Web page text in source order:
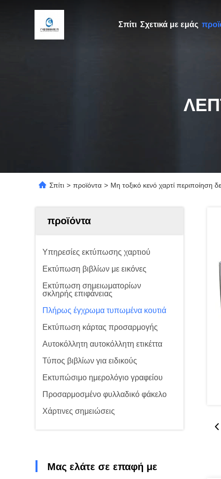
Σπίτι Σχετικά με εμάς
Σπίτι > προϊόντα > Μη τοξικό κενό χαρτί
προϊόντα
Υπηρεσίες εκτύπωσης χαρτιού
Εκτύπωση βιβλίων με εικόνες
Εκτύπωση σημειωματορίων
σκληρής επιφάνειας
Πλήρως έγχρωμα τυπωμένα κουτιά
Εκτύπωση κάρτας προσαρμογής
Αυτοκόλλητη αυτοκόλλητη ετικέττα
Τύπος βιβλίων για ειδικούς
Εκτυπώσιμο ημερολόγιο γραφείου
Προσαρμοσμένο φυλλαδικό φάκελο
Χάρτινες σημειώσεις
Μας ελάτε σε επαφή με